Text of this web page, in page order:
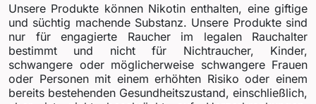
Unsere Produkte können Nikotin enthalten, eine giftige
und süchtig machende Substanz. Unsere Produkte sind
nur für engagierte Raucher im legalen Rauchalter
bestimmt und nicht für Nichtraucher, Kinder,
schwangere oder möglicherweise schwangere Frauen
oder Personen mit einem erhöhten Risiko oder einem
bereits bestehenden Gesundheitszustand, einschließlich,